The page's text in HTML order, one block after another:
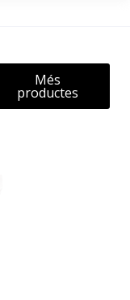
Més
productes